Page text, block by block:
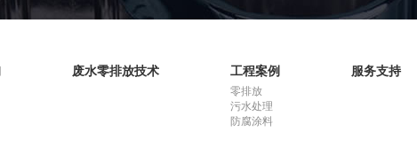
废水零排放技术 工程案例
零排放
污水处理
防腐涂料
服务支持